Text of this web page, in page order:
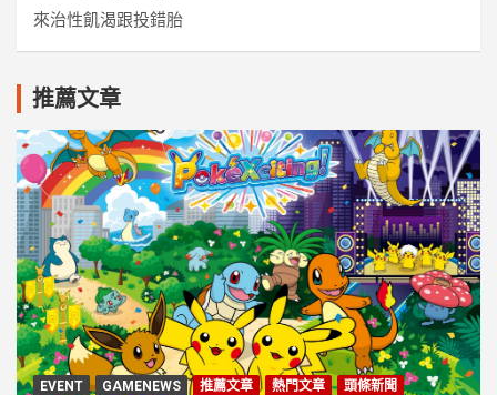
來治性飢渴跟投錯胎
推薦文章
EVENT GAMENEWS 推薦文章 熱門文章 頭條新聞